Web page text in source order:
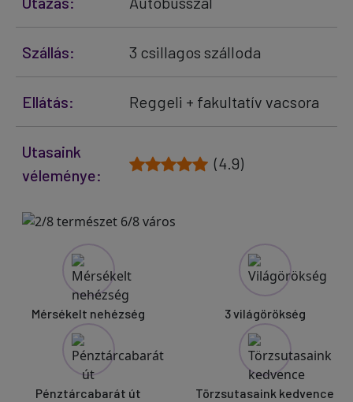
Szállás: 3 csillagos szálloda
Ellátás: Reggeli + fakultatív vacsora
Utasaink
véleménye:
(4.9)
Mérsékelt nehézség 3 világörökség
Pénztárcabarát út Törzsutasaink kedvence